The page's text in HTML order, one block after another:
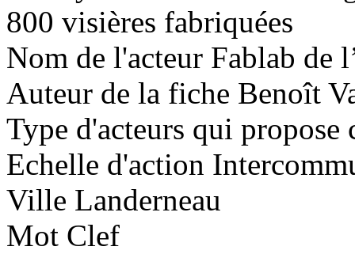
800 visières fabriquées
Nom de l'acteur Fablab de
Auteur de la fiche Benoît
Type d'acteurs qui
Echelle d'action
Ville Landerneau
Mot Clef